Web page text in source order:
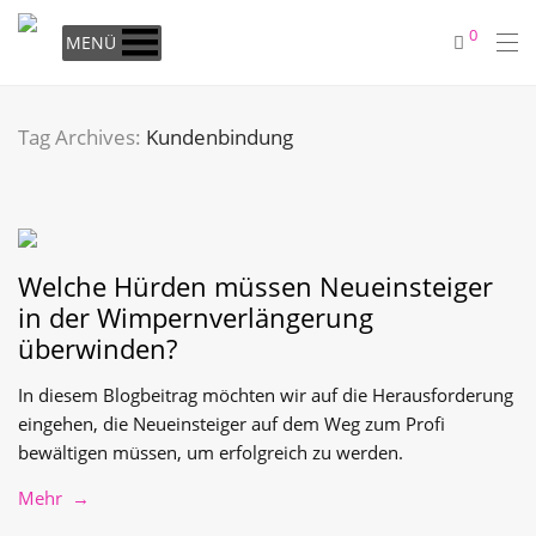
MENÜ 0
Tag Archives: Kundenbindung
Welche Hürden müssen Neueinsteiger
in der Wimpernverlängerung
überwinden?
In diesem Blogbeitrag möchten wir auf die Herausforderung
eingehen, die Neueinsteiger auf dem Weg zum Profi
bewältigen müssen, um erfolgreich zu werden.
Mehr →